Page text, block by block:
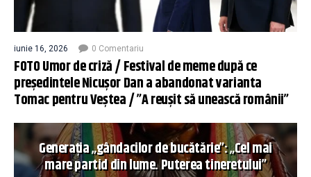
iunie 16, 2026 0 Comentariu
FOTO Umor de criză / Festival de meme după ce
președintele Nicușor Dan a abandonat varianta
Tomac pentru Veștea / ”A reușit să unească românii”
Generația „gândacilor de bucătărie”: „Cel mai
mare partid din lume. Puterea tineretului”